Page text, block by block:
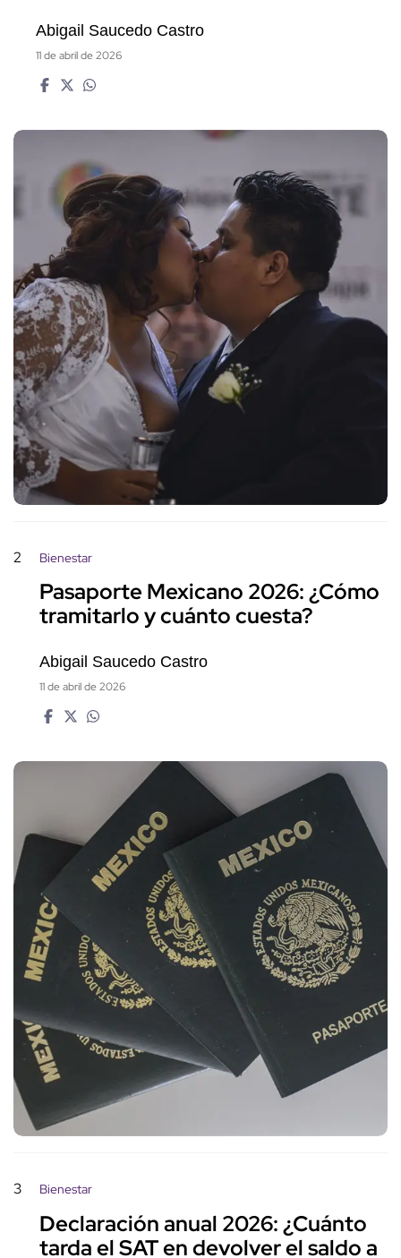
Abigail Saucedo Castro
11 de abril de 2026
2 Bienestar
Pasaporte Mexicano 2026: ¿Cómo
tramitarlo y cuánto cuesta?
Abigail Saucedo Castro
11 de abril de 2026
3 Bienestar
Declaración anual 2026: ¿Cuánto
tarda el SAT en devolver el saldo a